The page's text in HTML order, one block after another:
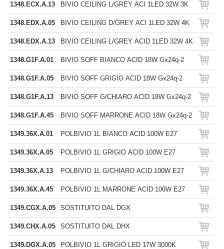
1348.ECX.A.13 BIVIO CEILING L/GREY ACI 1LED 32W 3K
1348.EDX.A.05 BIVIO CEILING D/GREY ACI 1LED 32W 4K
1348.EDX.A.13 BIVIO CEILING L/GREY ACID 1LED 32W 4K
1348.G1F.A.01 BIVIO SOFF BIANCO ACID 18W Gx24q-2
1348.G1F.A.05 BIVIO SOFF GRIGIO ACID 18W Gx24q-2
1348.G1F.A.13 BIVIO SOFF G/CHIARO ACID 18W Gx24q-2
1348.G1F.A.45 BIVIO SOFF MARRONE ACID 18W Gx24q-2
1349.36X.A.01 POLBIVIO 1L BIANCO ACID 100W E27
1349.36X.A.05 POLBIVIO 1L GRIGIO ACID 100W E27
1349.36X.A.13 POLBIVIO 1L G/CHIARO ACID 100W E27
1349.36X.A.45 POLBIVIO 1L MARRONE ACID 100W E27
1349.CGX.A.05 SOSTITUITO DAL DGX
1349.CHX.A.05 SOSTITUITO DAL DHX
1349.DGX.A.05 POLBIVIO 1L GRIGIO LED 17W 3000K